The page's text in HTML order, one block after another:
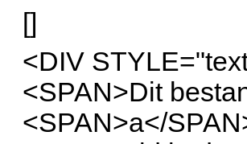
[]
<DIV
<SPAN>Dit
<SPAN>a</